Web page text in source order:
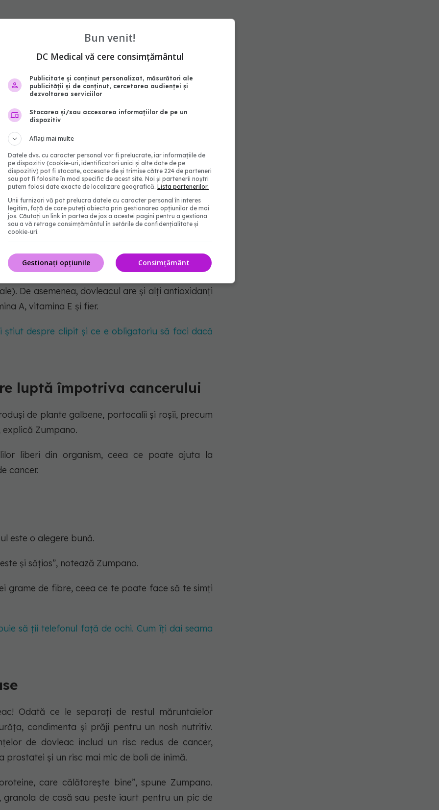
un ingredient cheie pentru sănătatea inimii”,
16% din cantitatea zilnică recomandată de
fibre și antioxidanți sănătoși pentru inimă, care
resveratrol decât un pahar cu vin. Previne bolile
zilnică recomandată de vitamina C, un stimulent
celulelor de către radicalii liberi (molecule
De asemenea, dovleacul are și alți antioxidanți
A, vitamina E și fier.
știut despre clipit și ce e obligatoriu să faci dacă
luptă împotriva cancerului
de plante galbene, portocalii și roșii, precum
explică Zumpano.
liberi din organism, ceea ce poate ajuta la
cancer.
este o alegere bună.
și sățios”, notează Zumpano.
grame de fibre, ceea ce te poate face să te simți
să ții telefonul față de ochi. Cum îți dai seama
Odată ce le separați de restul măruntaielor
condimenta și prăji pentru un nosh nutritiv.
de dovleac includ un risc redus de cancer,
și un risc mai mic de boli de inimă.
care călătorește bine”, spune Zumpano.
de casă sau peste iaurt pentru un pic de
Bun venit!
DC Medical vă cere consimțământul
Publicitate și conținut personalizat, măsurători ale
publicității și de conținut, cercetarea audienței și
dezvoltarea serviciilor
Stocarea și/sau accesarea informațiilor de pe un
dispozitiv
Aflați mai multe
Datele dvs. cu caracter personal vor fi prelucrate, iar informațiile de
pe dispozitiv (cookie-uri, identificatori unici și alte date de pe
dispozitiv) pot fi stocate, accesate de și trimise către 224 de parteneri
sau pot fi folosite în mod specific de acest site. Noi și partenerii noștri
putem folosi date exacte de localizare geografică. Lista partenerilor.
Unii furnizori vă pot prelucra datele cu caracter personal în interes
legitim, față de care puteți obiecta prin gestionarea opțiunilor de mai
jos. Căutați un link în partea de jos a acestei pagini pentru a gestiona
sau a vă retrage consimțământul în setările de confidențialitate și
cookie-uri.
Consimțământ
Gestionați opțiunile